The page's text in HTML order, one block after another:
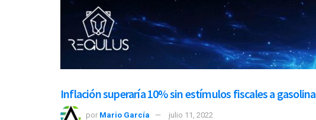
Inflación superaría 10% sin estímulos fiscales a gasolina
por Mario García julio 11, 2022